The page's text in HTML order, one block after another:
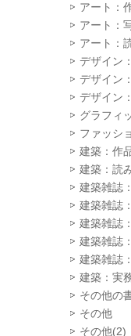
アート：
アート：
アート：
デザイン
デザイン
デザイン
グラフィ
ファッシ
建築：作
建築：読
建築雑誌
建築雑誌
建築雑誌
建築雑誌
建築雑誌
建築：実
その他の
その他
その他(2)